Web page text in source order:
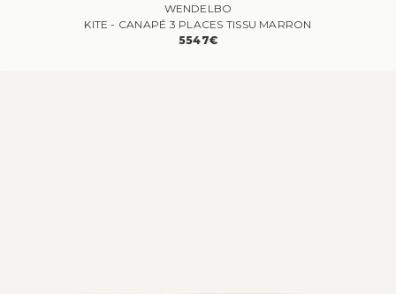
WENDELBO
KITE - CANAPÉ 3 PLACES TISSU MARRON
5547€